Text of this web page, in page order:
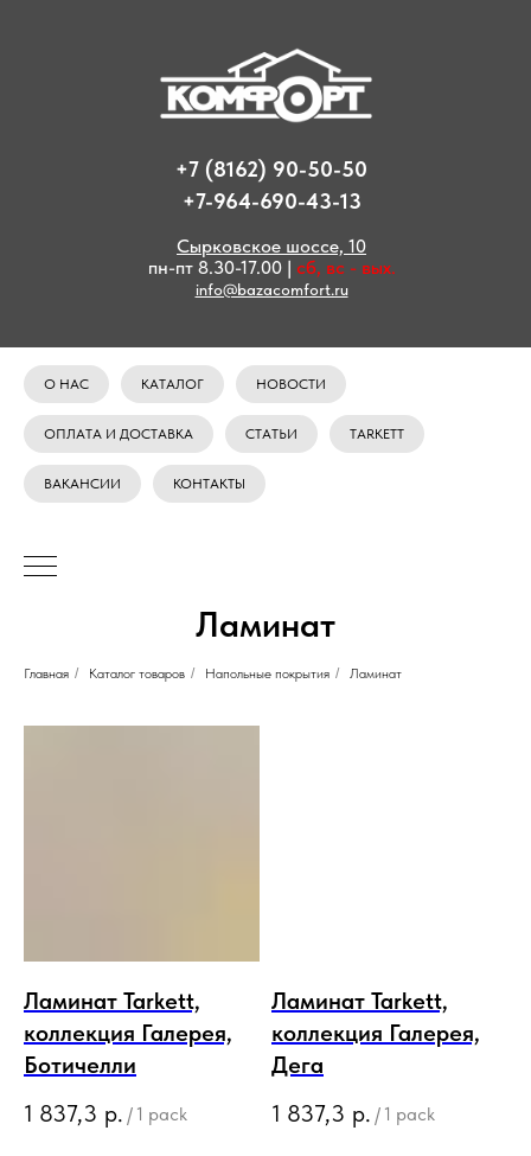
+7 (8162) 90-50-50
+7-964-690-43-13
Сырковское шоссе, 10
пн-пт 8.30-17.00 | сб, вс - вых.
info@bazacomfort.ru
О НАС КАТАЛОГ НОВОСТИ
ОПЛАТА И ДОСТАВКА СТАТЬИ TARKETT
ВАКАНСИИ КОНТАКТЫ
Ламинат
Главная / Каталог товаров / Напольные покрытия / Ламинат
Ламинат Tarkett,
коллекция Галерея,
Ботичелли
1 837,3 р. / 1 pack
Ламинат Tarkett,
коллекция Галерея,
Дега
1 837,3 р. / 1 pack